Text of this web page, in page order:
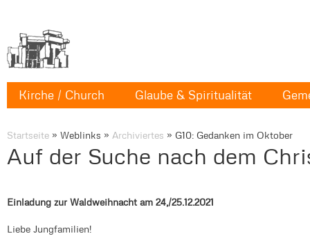
Kirche / Church Glaube & Spiritualität
Startseite » Weblinks » Archiviertes » G10: Gedanken im Oktober
Auf der Suche nach dem
Einladung zur Waldweihnacht am 24,/25.12.2021
Liebe Jungfamilien!